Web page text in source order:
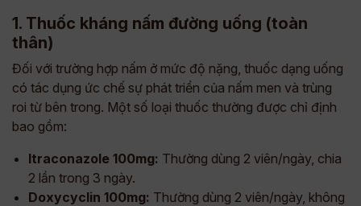
1. Thuốc kháng nấm đường uống (toàn
thân)
Đối với trường hợp nấm ở mức độ nặng, thuốc dạng uống
có tác dụng ức chế sự phát triển của nấm men và trùng
roi từ bên trong. Một số loại thuốc thường được chỉ định
bao gồm:
Itraconazole 100mg: Thường dùng 2 viên/ngày, chia
2 lần trong 3 ngày.
Doxycyclin 100mg: Thường dùng 2 viên/ngày, không